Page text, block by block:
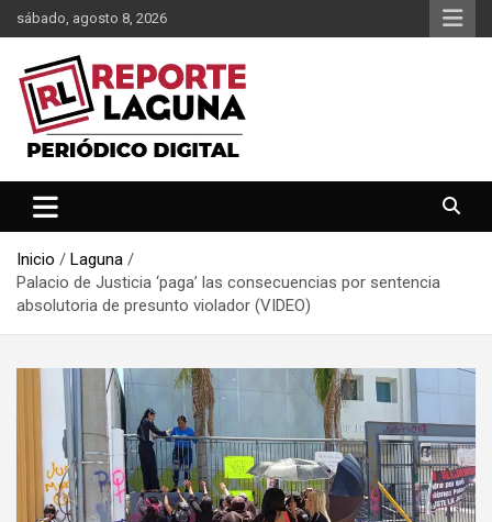
Saltar
al
contenido
sábado, agosto 8, 2026
Reporte Laguna
Inicio
Laguna
Palacio de Justicia ‘paga’ las consecuencias por sentencia
absolutoria de presunto violador (VIDEO)